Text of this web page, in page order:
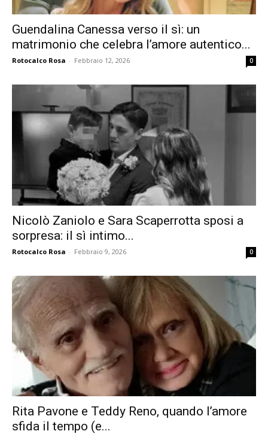
Guendalina Canessa verso il sì: un
matrimonio che celebra l’amore autentico...
Rotocalco Rosa - Febbraio 12, 2026 0
Nicolò Zaniolo e Sara Scaperrotta sposi a
sorpresa: il sì intimo...
Rotocalco Rosa - Febbraio 9, 2026 0
Rita Pavone e Teddy Reno, quando l’amore
sfida il tempo (e...